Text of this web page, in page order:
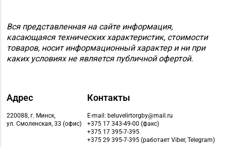
Вся представленная на сайте информация,
касающаяся технических характеристик, стоимости
товаров, носит информационный характер и ни при
каких условиях не является публичной офертой.
Адрес
220088, г. Минск,
ул. Смоленская, 33 (офис)
Контакты
E-mail: beluvelirtorgby@mail.ru
+375 17 343-49-00 (факс)
+375 17 395-7-395
+375 29 395-7-395 (работает Viber, Telegram)